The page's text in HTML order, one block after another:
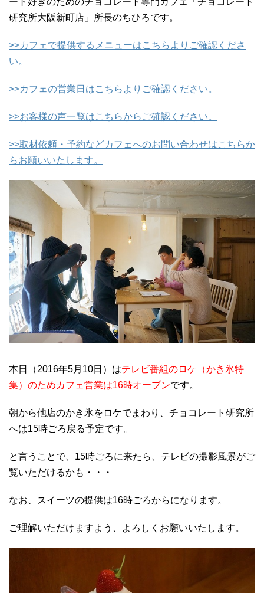
研究所大阪新町店」所長のちひろです。
>>カフェで提供するメニューはこちらよりご確認くださ
い。
>>カフェの営業日はこちらよりご確認ください。
>>お客様の声一覧はこちらからご確認ください。
>>取材依頼・予約などカフェへのお問い合わせはこちらか
らお願いいたします。
本日（2016年5月10日）はテレビ番組のロケ（かき氷特
集）のためカフェ営業は16時オープンです。
朝から他店のかき氷をロケでまわり、チョコレート研究所
へは15時ごろ戻る予定です。
と言うことで、15時ごろに来たら、テレビの撮影風景がご
覧いただけるかも・・・
なお、スイーツの提供は16時ごろからになります。
ご理解いただけますよう、よろしくお願いいたします。